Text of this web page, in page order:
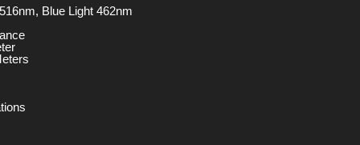
Blue Light 462nm